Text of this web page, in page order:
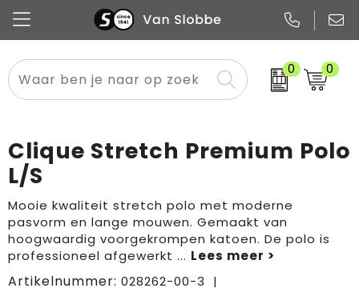
0 0
Alle categorieën
Snoep
Promo
Pennen
Notitieboekjes
Papier
Flessen
Glazen en karaffen
Merken
Meest gekozen
Sportkleding
Overig textiel
Boodschappen- en draagtassen
Sport & vrije tijd
Rugzakken
Clique Stretch Premium Polo
L/S
Mooie kwaliteit stretch polo met moderne
pasvorm en lange mouwen. Gemaakt van
hoogwaardig voorgekrompen katoen. De polo is
professioneel afgewerkt ...
Artikelnummer: 028262-00-3